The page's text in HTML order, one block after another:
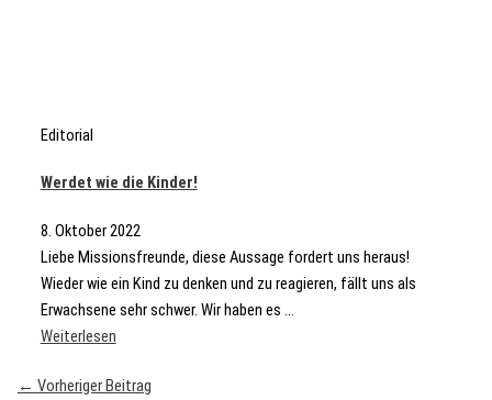
Editorial
Werdet wie die Kinder!
8. Oktober 2022
Liebe Missionsfreunde, diese Aussage fordert uns heraus!
Wieder wie ein Kind zu denken und zu reagieren, fällt uns als
Erwachsene sehr schwer. Wir haben es ...
Weiterlesen
← Vorheriger Beitrag